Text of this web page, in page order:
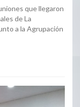
que llegaron
de La
a la Agrupación